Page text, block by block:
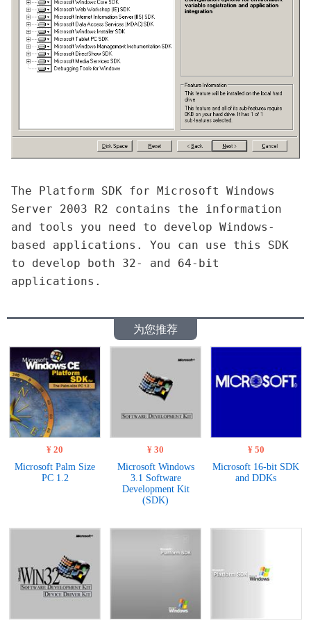
The Platform SDK for Microsoft Windows
Server 2003 R2 contains the information
and tools you need to develop Windows-
based applications. You can use this SDK
to develop both 32- and 64-bit
applications.
为您推荐
¥ 20
Microsoft Palm Size
PC 1.2
¥ 30
Microsoft Windows
3.1 Software
Development Kit
(SDK)
¥ 50
Microsoft 16-bit SDK
and DDKs